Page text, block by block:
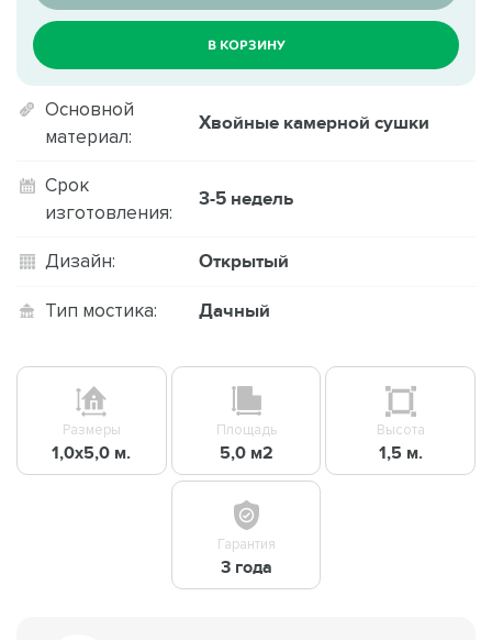
В КОРЗИНУ
Основной
материал:
Хвойные камерной сушки
Срок
изготовления:
3-5 недель
Дизайн: Открытый
Тип мостика: Дачный
Размеры
1,0х5,0 м.
Площадь
5,0 м2
Высота
1,5 м.
Гарантия
3 года